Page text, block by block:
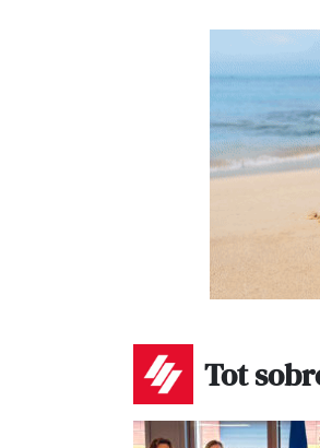
Tot